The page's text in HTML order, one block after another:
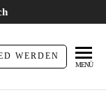
WERDEN
MENÜ